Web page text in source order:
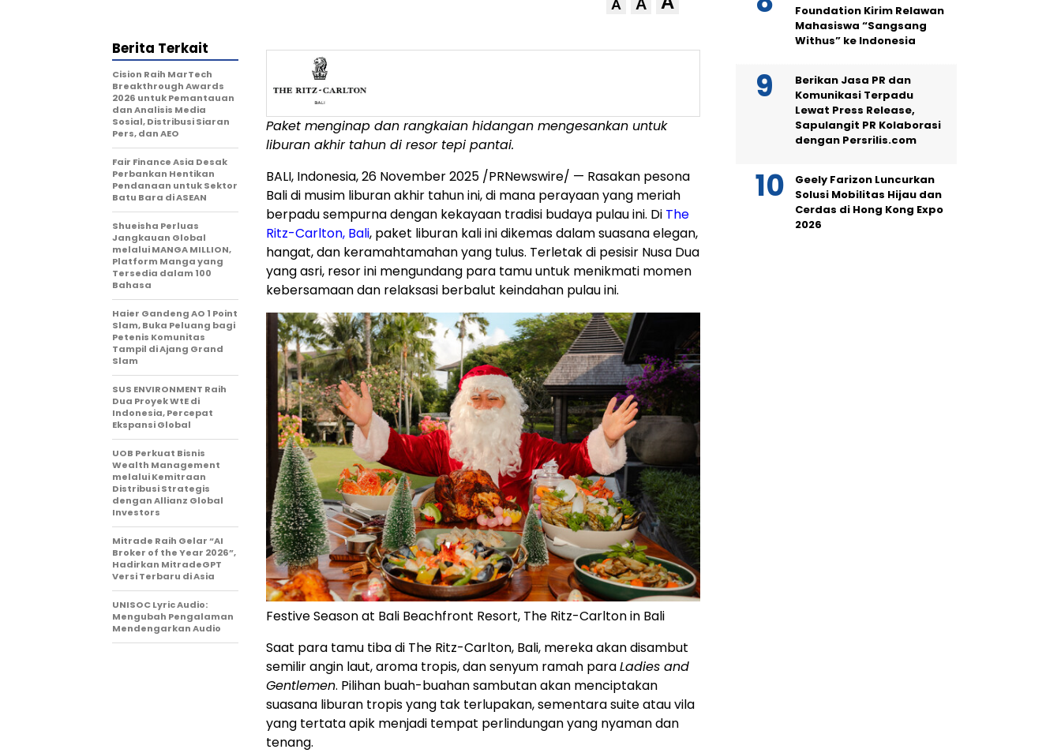
A A
Paket menginap dan rangkaian hidangan mengesankan untuk
liburan akhir tahun di resor tepi pantai.
BALI, Indonesia,26 November 2025 /PRNewswire/ — Rasakan pesona
Balidi musim liburan akhir tahun ini, di mana perayaan yang meriah
berpadu sempurna dengan kekayaan tradisi budaya pulau ini. Di The
Ritz-Carlton, Bali, paket liburan kali ini dikemas dalam suasana elegan,
hangat, dan keramahtamahan yang tulus. Terletak di pesisir Nusa Dua
yang asri, resor ini mengundang para tamu untuk menikmati momen
kebersamaan dan relaksasi berbalut keindahan pulau ini.
Festive Season at Bali Beachfront Resort, The Ritz-Carlton in Bali
Saat para tamu tiba di The Ritz-Carlton, Bali, mereka akan disambut
semilir angin laut, aroma tropis, dan senyum ramah paraLadies and
Gentlemen. Pilihan buah-buahan sambutan akan menciptakan
suasana liburan tropis yang tak terlupakan, sementara suite atau vila
yang tertata apik menjadi tempat perlindungan yang nyaman dan
tenang.
Berita Terkait
Cision Raih MarTech
Breakthrough Awards
2026 untuk Pemantauan
dan Analisis Media
Sosial, Distribusi Siaran
Pers, dan AEO
Fair Finance Asia Desak
Perbankan Hentikan
Pendanaan untuk Sektor
Batu Bara di ASEAN
Shueisha Perluas
Jangkauan Global
melalui MANGA MILLION,
Platform Manga yang
Tersedia dalam 100
Bahasa
Haier Gandeng AO 1 Point
Slam, Buka Peluang bagi
Petenis Komunitas
Tampil di Ajang Grand
Slam
SUS ENVIRONMENT Raih
Dua Proyek WtE di
Indonesia, Percepat
Ekspansi Global
UOB Perkuat Bisnis
Wealth Management
melalui Kemitraan
Distribusi Strategis
dengan Allianz Global
Investors
Mitrade Raih Gelar “AI
Broker of the Year 2026”,
Hadirkan MitradeGPT
Versi Terbaru di Asia
UNISOC Lyric Audio:
Mengubah Pengalaman
Mendengarkan Audio
Foundation Kirim Relawan
Mahasiswa “Sangsang
Withus” ke Indonesia
Berikan Jasa PR dan
Komunikasi Terpadu
Lewat Press Release,
Sapulangit PR Kolaborasi
dengan Persrilis.com
Geely Farizon Luncurkan
Solusi Mobilitas Hijau dan
Cerdas di Hong Kong Expo
2026